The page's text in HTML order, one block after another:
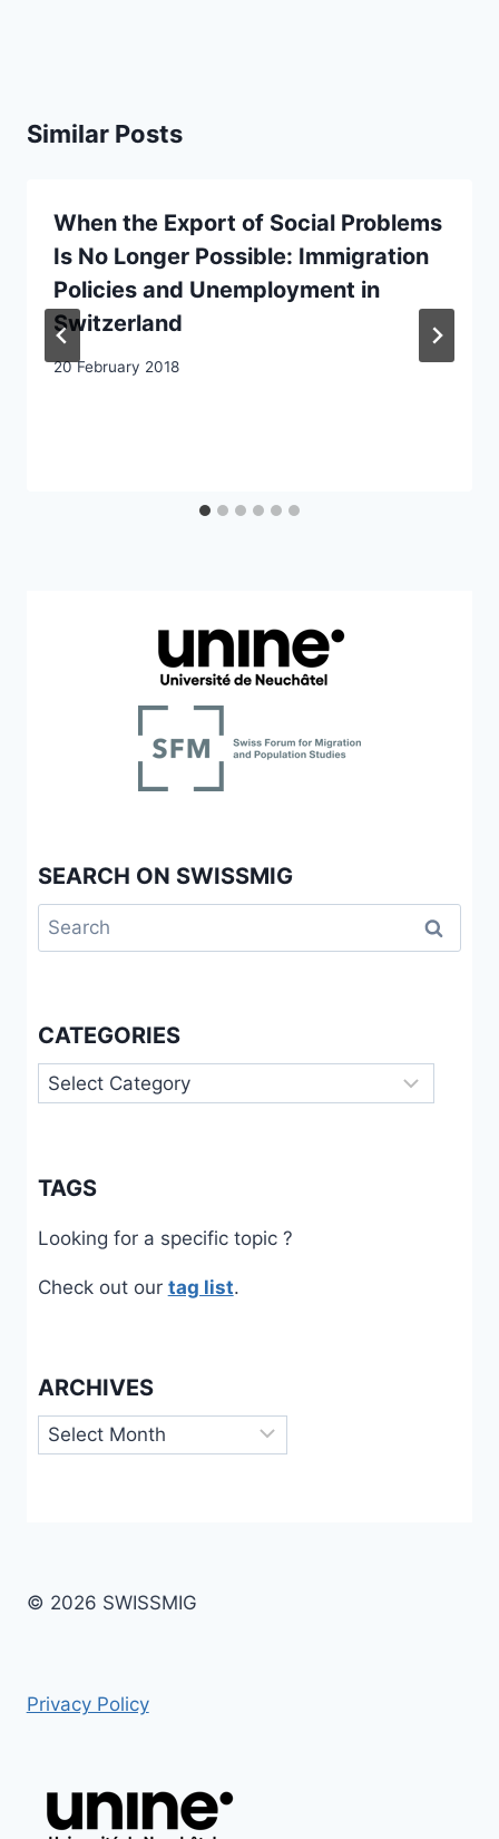
Similar Posts
When the Export of Social Problems
Is No Longer Possible: Immigration
Policies and Unemployment in
Switzerland
20 February 2018
SEARCH ON SWISSMIG
Search
for:
CATEGORIES
Categories
TAGS
Looking for a specific topic ?
Check out our tag list.
ARCHIVES
Archives
© 2026 SWISSMIG
Privacy Policy